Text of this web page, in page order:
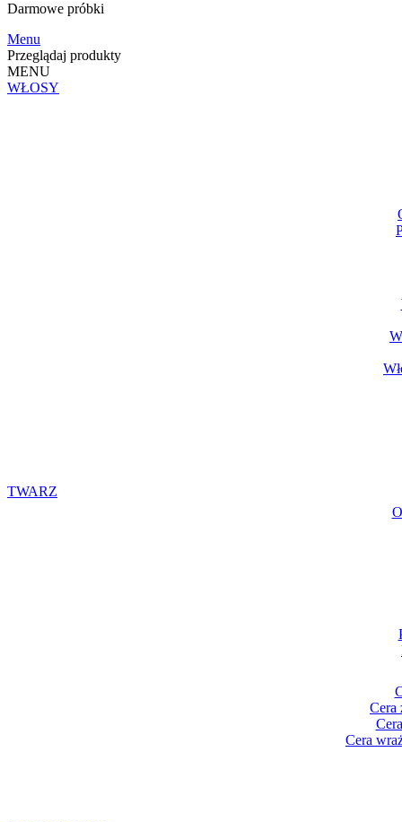
Darmowe próbki
Menu
Przeglądaj produkty
MENU
WŁOSY
TWARZ
Cera
Cera